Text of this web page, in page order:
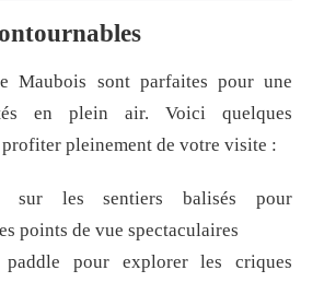
Maubois sont parfaites pour une
en plein air. Voici quelques
pleinement de votre visite :
sur les sentiers balisés pour
points de vue spectaculaires
pour explorer les criques